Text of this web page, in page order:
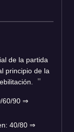
de la partida
principio de la
60/90 ⇒
40/80 ⇒